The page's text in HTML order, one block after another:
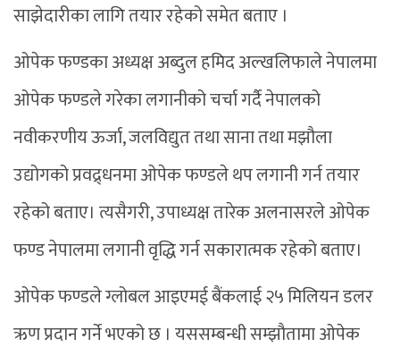
साझेदारीका लागि तयार रहेको समेत बताए ।
ओपेक फण्डका अध्यक्ष अब्दुल हमिद अल्खलिफाले नेपालमा
ओपेक फण्डले गरेका लगानीको चर्चा गर्दै नेपालको
नवीकरणीय ऊर्जा, जलविद्युत तथा साना तथा मझौला
उद्योगको प्रवद्र्धनमा ओपेक फण्डले थप लगानी गर्न तयार
रहेको बताए। त्यसैगरी, उपाध्यक्ष तारेक अलनासरले ओपेक
फण्ड नेपालमा लगानी वृद्धि गर्न सकारात्मक रहेको बताए।
ओपेक फण्डले ग्लोबल आइएमई बैंकलाई २५ मिलियन डलर
ऋण प्रदान गर्ने भएको छ । यससम्बन्धी सम्झौतामा ओपेक